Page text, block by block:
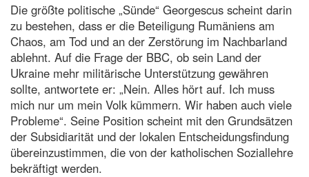
Die größte politische „Sünde“ Georgescus scheint darin
zu bestehen, dass er die Beteiligung Rumäniens am
Chaos, am Tod und an der Zerstörung im Nachbarland
ablehnt. Auf die Frage der BBC, ob sein Land der
Ukraine mehr militärische Unterstützung gewähren
sollte, antwortete er: „Nein. Alles hört auf. Ich muss
mich nur um mein Volk kümmern. Wir haben auch viele
Probleme“. Seine Position scheint mit den Grundsätzen
der Subsidiarität und der lokalen Entscheidungsfindung
übereinzustimmen, die von der katholischen Soziallehre
bekräftigt werden.